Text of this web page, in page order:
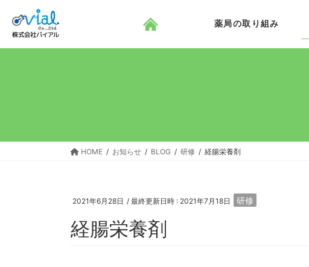
ン
プ
ー
動
薬局の取り組み
HOME お知らせ BLOG 研修 経腸栄養剤
2021年6月28日 / 最終更新日時 : 2021年7月18日 研修
経腸栄養剤